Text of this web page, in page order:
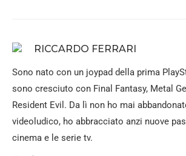
RICCARDO FERRARI
Sono nato con un joypad della prima
sono cresciuto con Final Fantasy, Metal
Resident Evil. Da lì non ho mai
videoludico, ho abbracciato anzi nuove
cinema e le serie tv.